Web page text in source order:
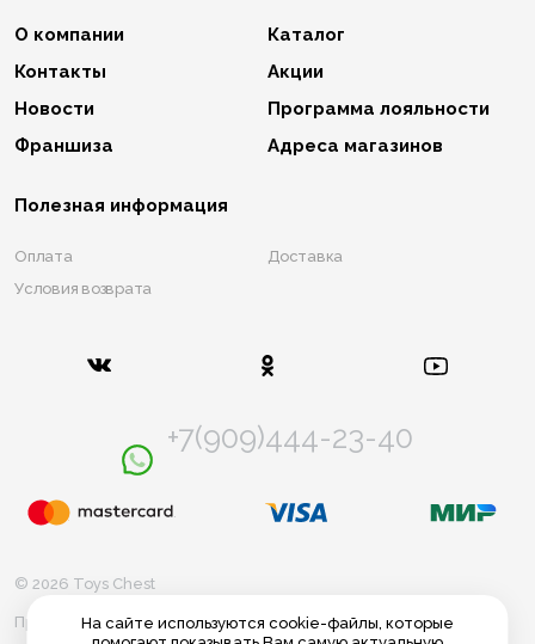
О компании
Контакты
Новости
Франшиза
Каталог
Акции
Программа лояльности
Адреса магазинов
Полезная информация
Оплата
Доставка
Условия возврата
+7(909)444-23-40
© 2026 Toys Chest
Правила использования cookie
На сайте используются cookie-файлы, которые